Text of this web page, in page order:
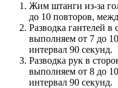
Жим штанги из-за
до 10 повторов,
Разводка гантелей
выполняем от 7 до
интервал 90 секунд.
Разводка рук в
выполняем от 8 до
интервал 90 секунд.